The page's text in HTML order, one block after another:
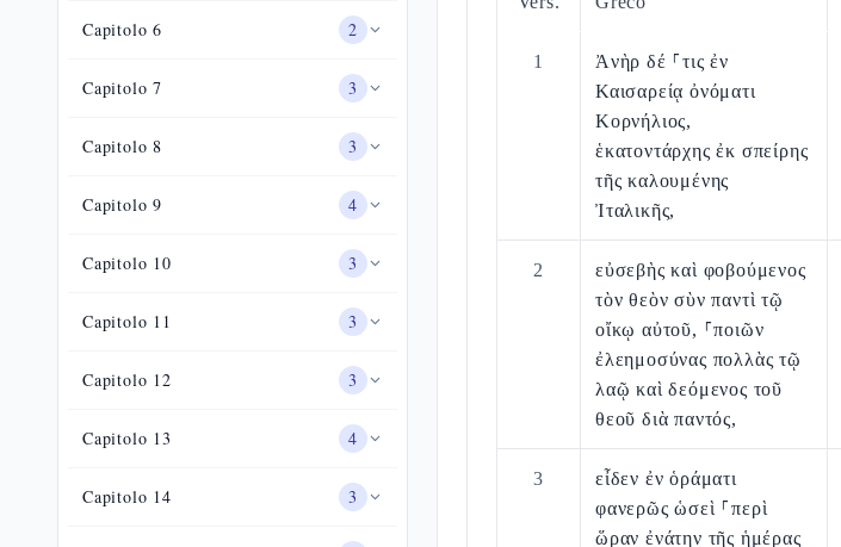
Capitolo6 2
Capitolo7 3
Capitolo8 3
Capitolo9 4
Capitolo 10 3
Capitolo 11 3
Capitolo 12 3
Capitolo 13 4
Capitolo 14 3
1
Ἀνὴρ δέ ⸀τις ἐν
Καισαρείᾳ ὀνόματι
Κορνήλιος,
ἑκατοντάρχης ἐκ σπείρης
τῆς καλουμένης
Ἰταλικῆς,
2
εὐσεβὴς καὶ φοβούμενος
τὸν θεὸν σὺν παντὶ τῷ
οἴκῳ αὐτοῦ, ⸀ποιῶν
ἐλεημοσύνας πολλὰς τῷ
λαῷ καὶ δεόμενος τοῦ
θεοῦ διὰ παντός,
3
εἶδεν ἐν ὁράματι
φανερῶς ὡσεὶ ⸀περὶ
ὥραν ἐνάτην τῆς ἡμέρας